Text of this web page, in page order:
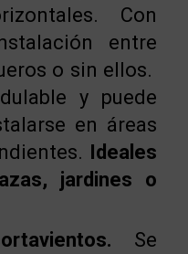
Con
entre
o sin ellos.
y puede
en áreas
Ideales
jardines o
Se